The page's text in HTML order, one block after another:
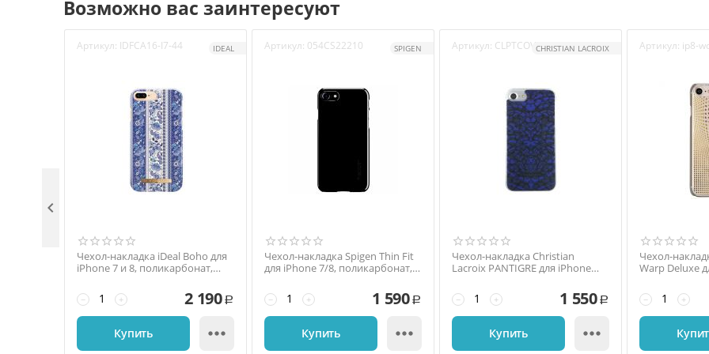
Возможно вас заинтересуют
Артикул: IDFCA16-I7-44 IDEAL
Чехол-накладка iDeal Boho для
iPhone 7 и 8, поликарбонат,
+
− 2 190 Р
Купить 
Артикул: 054CS22210 SPIGEN
Чехол-накладка Spigen Thin Fit
для iPhone 7/8, поликарбонат,
+
− 1 590 Р
Купить 
Артикул: CLPTCOVIP7BCHRISTIAN LACROIX
Чехол-накладка Christian
Lacroix PANTIGRE для iPhone
+
− 1 550 Р
Купить 
Артикул: ip8-
Чехол-
Warp Deluxe
золотой
+
−
